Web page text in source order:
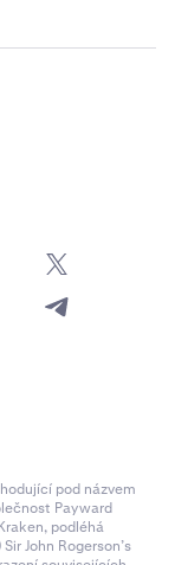
pod názvem
Payward
podléhá
John Rogerson’s